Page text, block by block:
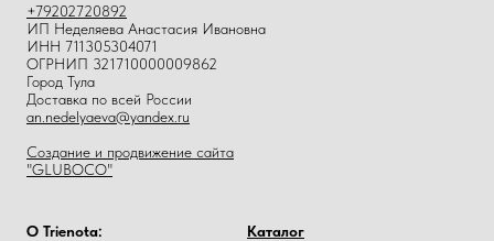
+79202720892
ИП Неделяева Анастасия Ивановна
ИНН 711305304071
ОГРНИП 321710000009862
Город Тула
Доставка по всей России
an.nedelyaeva@yandex.ru
Создание и продвижение сайта
"GLUBOCO"
О Trienota:
Каталог